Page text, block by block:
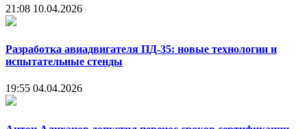
21:08 10.04.2026
Разработка авиадвигателя ПД-35: новые технологии и
испытательные стенды
19:55 04.04.2026